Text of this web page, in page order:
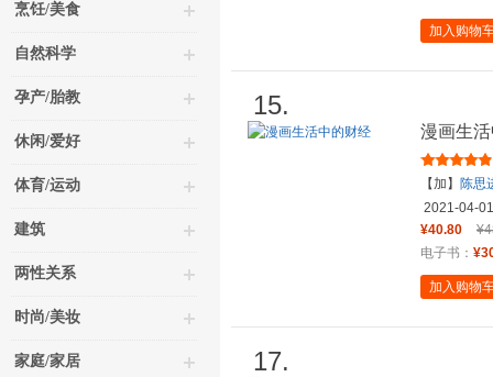
烹饪/美食
自然科学
孕产/胎教
休闲/爱好
体育/运动
建筑
两性关系
时尚/美妆
家庭/家居
加入购物
15.
漫画生
【加】 陈思
2021-04-01
¥40.80
电子书：
加入购物
17.